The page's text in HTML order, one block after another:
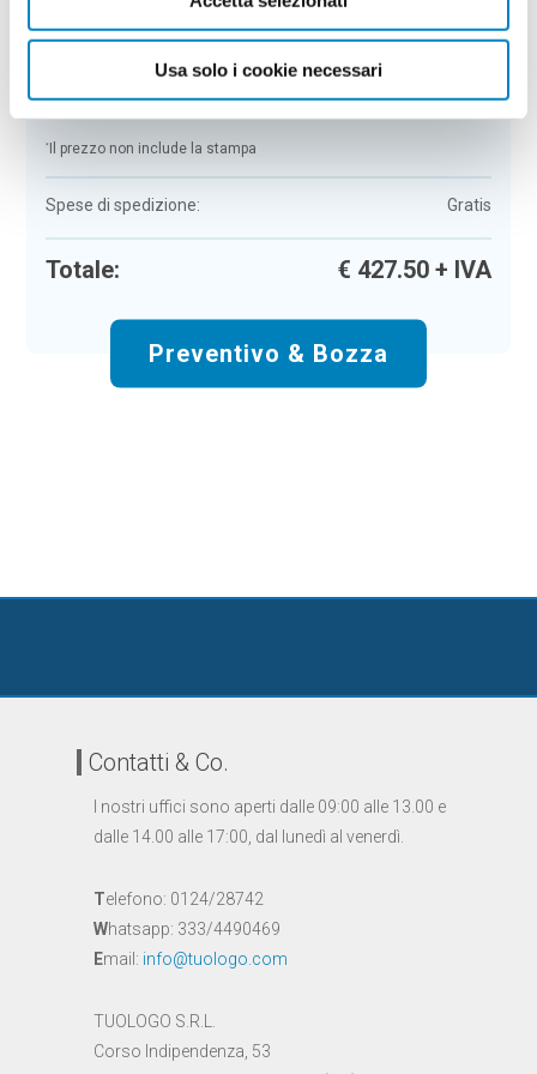
Usa solo i cookie necessari
Colore:trasparente Quantità:50
Tempi di consegna:10 gg lavorativi
€427,50+ IVA
* Il prezzo non include la stampa
Spese di spedizione: Gratis
Totale: € 427.50+ IVA
Preventivo & Bozza
Contatti & Co.
I nostri uffici sono aperti dalle 09:00 alle 13.00 e
dalle 14.00 alle 17:00, dal lunedì al venerdì.
Telefono: 0124/28742
Whatsapp: 333/4490469
Email: info@tuologo.com
TUOLOGO S.R.L.
Corso Indipendenza, 53